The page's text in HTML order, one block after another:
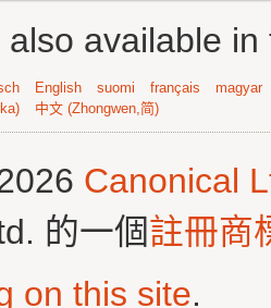
available
English suomi français
magyar
中文 (Zhongwen,简)
Canonical
的一個註冊商
on this site.